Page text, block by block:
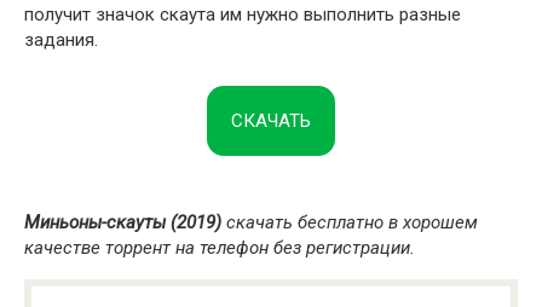
получит значок скаута им нужно выполнить разные
задания.
СКАЧАТЬ
Миньоны-скауты (2019) скачать бесплатно в хорошем
качестве торрент на телефон без регистрации.